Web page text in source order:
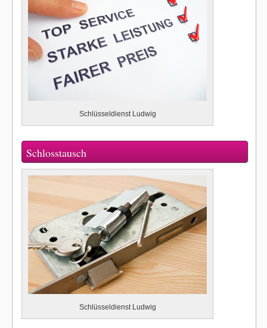
Schlüsseldienst Ludwig
Schlosstausch
Schlüsseldienst Ludwig